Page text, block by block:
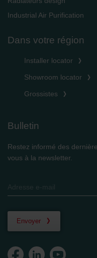
Industrial Air Purification
Dans votre région
Installer locator
Showroom locator
Grossistes
Bulletin
Restez informé des
vous à la newsletter.
Envoyer